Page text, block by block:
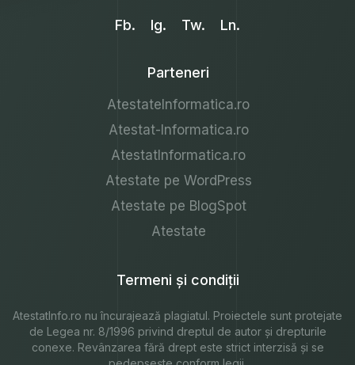
Fb. Ig. Tw. Ln.
Parteneri
AtestateInformatica.ro
Atestat-Informatica.ro
AtestatInformatica.ro
Atestate pe WordPress
Atestate pe BlogSpot
Atestate
Termeni și condiții
AtestatInfo.ro nu încurajează plagiatul. Proiectele sunt protejate
de Legea nr. 8/1996 privind dreptul de autor și drepturile
conexe. Revânzarea fără drept este strict interzisă și se